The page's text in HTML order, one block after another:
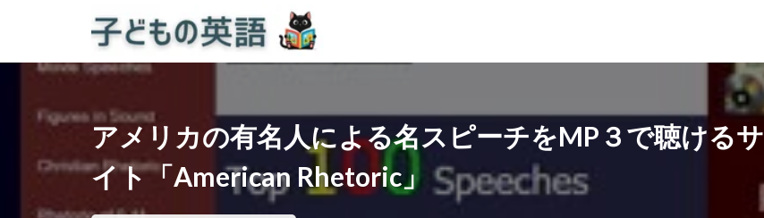
アメリカの有名人による名スピーチをMP３で聴けるサ
イト「American Rhetoric」